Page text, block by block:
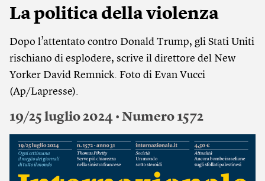
La politica della violenza
Dopo l’attentato contro Donald Trump, gli Stati Uniti
rischiano di esplodere, scrive il direttore del New
Yorker David Remnick. Foto di Evan Vucci
(Ap/Lapresse).
19/25 luglio 2024 • Numero 1572